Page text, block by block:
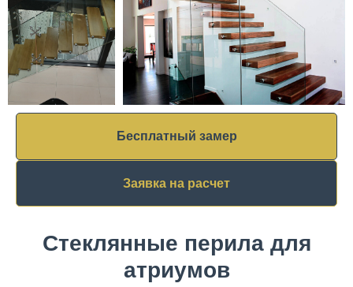
Бесплатный замер
Заявка на расчет
Стеклянные перила для
атриумов